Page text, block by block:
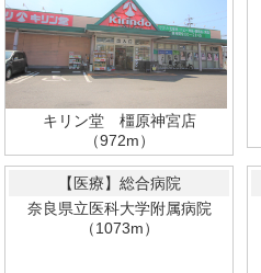
キリン堂 橿原神宮店
（972m）
【医療】総合病院
奈良県立医科大学附属病院
（1073m）